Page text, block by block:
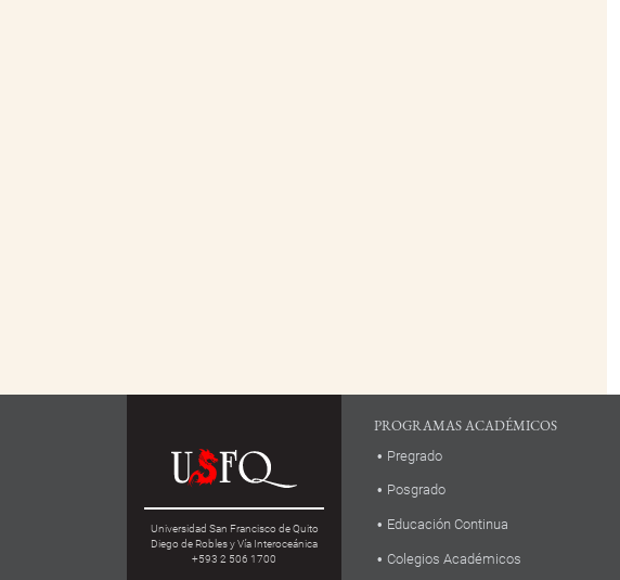
Universidad San Francisco de Quito
Diego de Robles y Vía Interoceánica
+593 2 506 1700
PROGRAMAS ACADÉMICOS
Pregrado
Posgrado
Educación Continua
Colegios Académicos